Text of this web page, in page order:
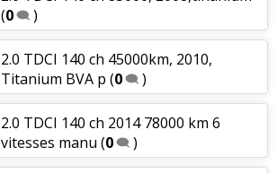
(0 )
2.0 TDCI 140 ch 45000km, 2010,
Titanium BVA p (0 )
2.0 TDCI 140 ch 2014 78000 km 6
vitesses manu (0 )